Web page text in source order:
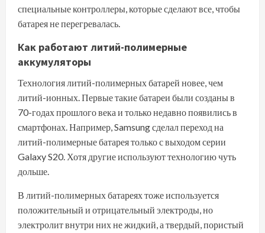
специальные контроллеры, которые сделают все, чтобы
батарея не перегревалась.
Как работают литий-полимерные
аккумуляторы
Технология литий-полимерных батарей новее, чем
литий-ионных. Первые такие батареи были созданы в
70-годах прошлого века и только недавно появились в
смартфонах. Например, Samsung сделал переход на
литий-полимерные батарея только с выходомсерии
Galaxy S20. Хотя другие используют технологию чуть
дольше.
В литий-полимерных батареях тоже используется
положительный и отрицательный электроды, но
электролит внутри них не жидкий, а твердый, пористый